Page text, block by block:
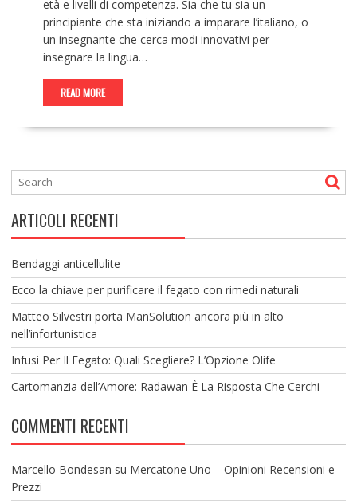
età e livelli di competenza. Sia che tu sia un
principiante che sta iniziando a imparare l’italiano, o
un insegnante che cerca modi innovativi per
insegnare la lingua…
READ MORE
ARTICOLI RECENTI
Bendaggi anticellulite
Ecco la chiave per purificare il fegato con rimedi naturali
Matteo Silvestri porta ManSolution ancora più in alto
nell’infortunistica
Infusi Per Il Fegato: Quali Scegliere? L’Opzione Olife
Cartomanzia dell’Amore: Radawan È La Risposta Che Cerchi
COMMENTI RECENTI
Marcello Bondesan su Mercatone Uno – Opinioni Recensioni e
Prezzi